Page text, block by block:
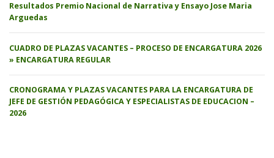
Resultados Premio Nacional de Narrativa y Ensayo Jose Maria
Arguedas
CUADRO DE PLAZAS VACANTES – PROCESO DE ENCARGATURA 2026
» ENCARGATURA REGULAR
CRONOGRAMA Y PLAZAS VACANTES PARA LA ENCARGATURA DE
JEFE DE GESTIÓN PEDAGÓGICA Y ESPECIALISTAS DE EDUCACION –
2026